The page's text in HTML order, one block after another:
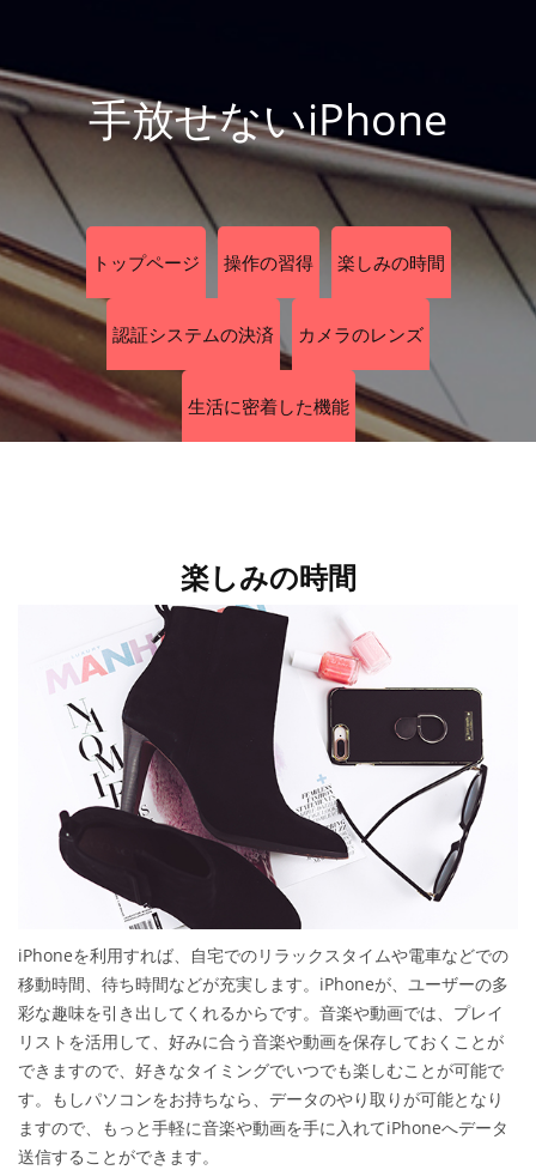
手放せないiPhone
トップページ 操作の習得 楽しみの時間
認証システムの決済 カメラのレンズ
生活に密着した機能
楽しみの時間
iPhoneを利用すれば、自宅でのリラックスタイムや電車などでの
移動時間、待ち時間などが充実します。iPhoneが、ユーザーの多
彩な趣味を引き出してくれるからです。音楽や動画では、プレイ
リストを活用して、好みに合う音楽や動画を保存しておくことが
できますので、好きなタイミングでいつでも楽しむことが可能で
す。もしパソコンをお持ちなら、データのやり取りが可能となり
ますので、もっと手軽に音楽や動画を手に入れてiPhoneへデータ
送信することができます。